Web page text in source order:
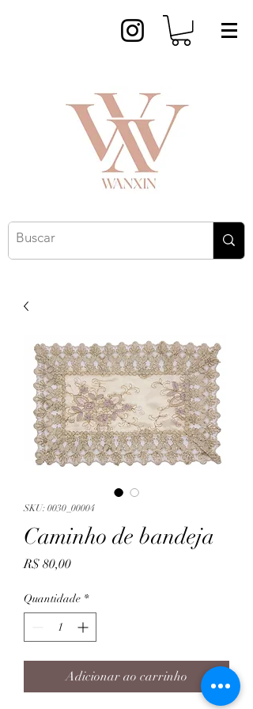
SKU: 0030_00004
Caminho de bandeja
R$ 80,00Preço
Quantidade *
Adicionar ao carrinho